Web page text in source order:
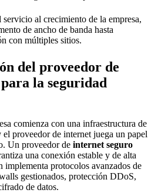
servicio al crecimiento de la empresa,
de ancho de banda hasta
con múltiples sitios.
del proveedor de
la seguridad
comienza con una infraestructura de
proveedor de internet juega un papel
Un proveedor de internet seguro
una conexión estable y de alta
implementa protocolos avanzados de
gestionados, protección DDoS,
de datos.